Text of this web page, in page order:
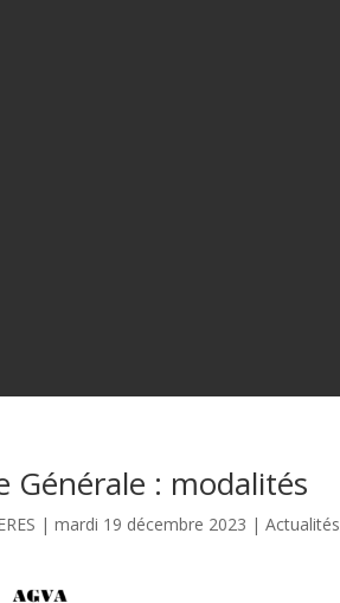
Générale : modalités
|mardi 19 décembre 2023 |Actualités